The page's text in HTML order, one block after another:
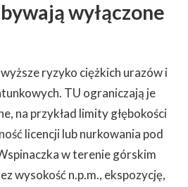
wyłączone
ryzyko ciężkich urazów i
TU ograniczają je
na przykład limity głębokości
licencji lub nurkowania pod
w terenie górskim
wysokość n.p.m., ekspozycję,